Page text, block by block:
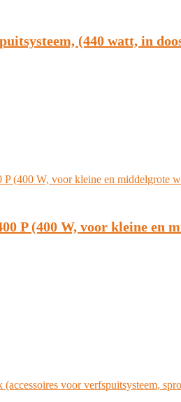
(440 watt, in
P (400 W, voor kleine en